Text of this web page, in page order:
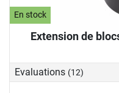
En stock
Extension de
Evaluations (12)